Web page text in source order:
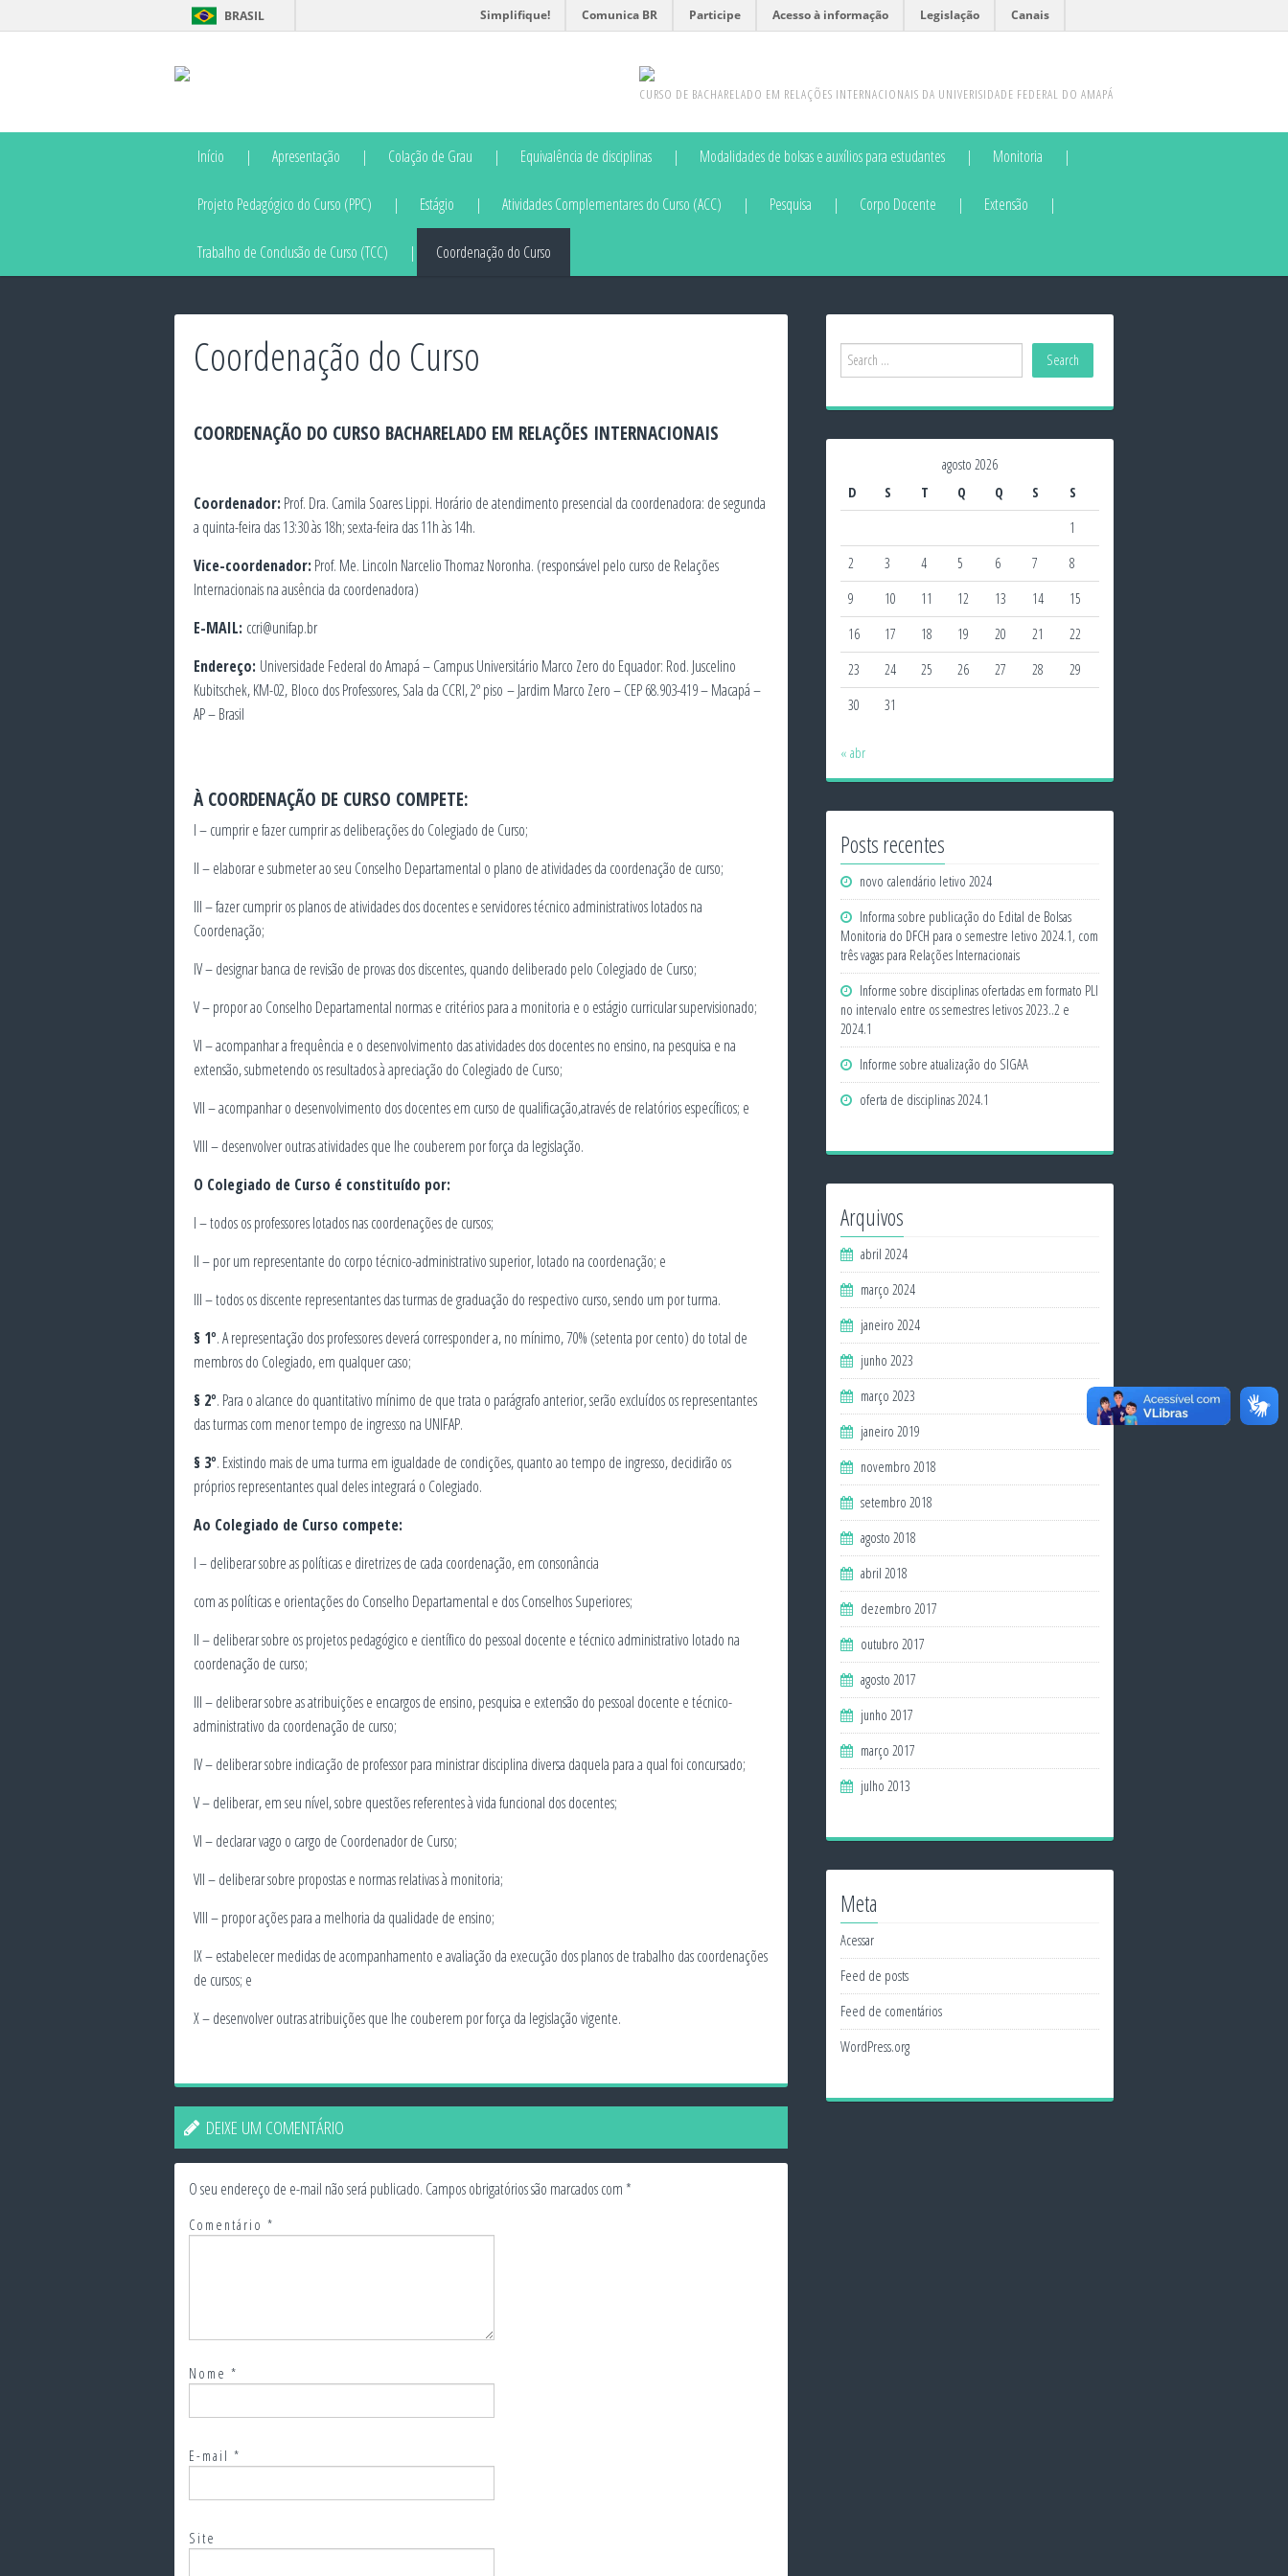
BRASIL Simplifique! Comunica BR Participe Acesso à informação Legislação Canais
CURSO DE BACHARELADO EM RELAÇÕES INTERNACIONAIS DA UNIVERISIDADE FEDERAL DO AMAPÁ
Início Apresentação Colação de Grau Equivalência de disciplinas Modalidades de bolsas e auxílios para estudantes Monitoria
Projeto Pedagógico do Curso (PPC) Estágio Atividades Complementares do Curso (ACC) Pesquisa Corpo Docente Extensão
Trabalho de Conclusão de Curso (TCC) Coordenação do Curso
Coordenação do Curso
COORDENAÇÃO DO CURSO BACHARELADO EM RELAÇÕES INTERNACIONAIS
Coordenador: Prof. Dra. Camila Soares Lippi. Horário de atendimento presencial da coordenadora: de segunda
a quinta-feira das 13:30 às 18h; sexta-feira das 11h às 14h.
Vice-coordenador: Prof. Me. Lincoln Narcelio Thomaz Noronha. (responsável pelo curso de Relações
Internacionais na ausência da coordenadora)
E-MAIL: ccri@unifap.br
Endereço: Universidade Federal do Amapá – Campus Universitário Marco Zero do Equador: Rod. Juscelino
Kubitschek, KM-02, Bloco dos Professores, Sala da CCRI, 2º piso – Jardim Marco Zero – CEP 68.903-419 – Macapá –
AP – Brasil
À COORDENAÇÃO DE CURSO COMPETE:
I – cumprir e fazer cumprir as deliberações do Colegiado de Curso;
II – elaborar e submeter ao seu Conselho Departamental o plano de atividades da coordenação de curso;
III – fazer cumprir os planos de atividades dos docentes e servidores técnico administrativos lotados na
Coordenação;
IV – designar banca de revisão de provas dos discentes, quando deliberado pelo Colegiado de Curso;
V – propor ao Conselho Departamental normas e critérios para a monitoria e o estágio curricular supervisionado;
VI – acompanhar a frequência e o desenvolvimento das atividades dos docentes no ensino, na pesquisa e na
extensão, submetendo os resultados à apreciação do Colegiado de Curso;
VII – acompanhar o desenvolvimento dos docentes em curso de qualificação,através de relatórios específicos; e
VIII – desenvolver outras atividades que lhe couberem por força da legislação.
O Colegiado de Curso é constituído por:
I – todos os professores lotados nas coordenações de cursos;
II – por um representante do corpo técnico-administrativo superior, lotado na coordenação; e
III – todos os discente representantes das turmas de graduação do respectivo curso, sendo um por turma.
§ 1º. A representação dos professores deverá corresponder a, no mínimo, 70% (setenta por cento) do total de
membros do Colegiado, em qualquer caso;
§ 2º. Para o alcance do quantitativo mínimo de que trata o parágrafo anterior, serão excluídos os representantes
das turmas com menor tempo de ingresso na UNIFAP.
§ 3º. Existindo mais de uma turma em igualdade de condições, quanto ao tempo de ingresso, decidirão os
próprios representantes qual deles integrará o Colegiado.
Ao Colegiado de Curso compete:
I – deliberar sobre as políticas e diretrizes de cada coordenação, em consonância
com as políticas e orientações do Conselho Departamental e dos Conselhos Superiores;
II – deliberar sobre os projetos pedagógico e científico do pessoal docente e técnico administrativo lotado na
coordenação de curso;
III – deliberar sobre as atribuições e encargos de ensino, pesquisa e extensão do pessoal docente e técnico-
administrativo da coordenação de curso;
IV – deliberar sobre indicação de professor para ministrar disciplina diversa daquela para a qual foi concursado;
V – deliberar, em seu nível, sobre questões referentes à vida funcional dos docentes;
VI – declarar vago o cargo de Coordenador de Curso;
VII – deliberar sobre propostas e normas relativas à monitoria;
VIII – propor ações para a melhoria da qualidade de ensino;
IX – estabelecer medidas de acompanhamento e avaliação da execução dos planos de trabalho das coordenações
de cursos; e
X – desenvolver outras atribuições que lhe couberem por força da legislação vigente.
DEIXE UM COMENTÁRIO
O seu endereço de e-mail não será publicado. Campos obrigatórios são marcados com *
Comentário *
Nome *
E-mail *
Site
agosto 2026
D
S T Q Q S
S
1
2
3 4 5 6 7
8
9
10 11 12 13 14
15
16
17 18 19 20 21
22
23
24 25 26 27 28
29
30
31
« abr
Posts recentes
novo calendário letivo 2024
Informa sobre publicação do Edital de Bolsas
Monitoria do DFCH para o semestre letivo 2024.1, com
três vagas para Relações Internacionais
Informe sobre disciplinas ofertadas em formato PLI
no intervalo entre os semestres letivos 2023..2 e
2024.1
Informe sobre atualização do SIGAA
oferta de disciplinas 2024.1
Arquivos
abril 2024
março 2024
janeiro 2024
junho 2023
março 2023
janeiro 2019
novembro 2018
setembro 2018
agosto 2018
abril 2018
dezembro 2017
outubro 2017
agosto 2017
junho 2017
março 2017
julho 2013
Meta
Acessar
Feed de posts
Feed de comentários
WordPress.org